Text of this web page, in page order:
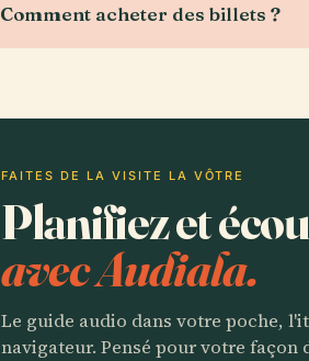
Comment acheter des billets ?
FAITES DE LA VISITE LA VÔTRE
Planifiez et
avec Audiala.
Le guide audio dans votre poche,
navigateur. Pensé pour votre façon